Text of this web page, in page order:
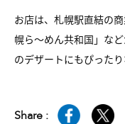
お店は、札幌駅直結の
幌ら〜めん共和国」な
のデザートにもぴったり
Share :